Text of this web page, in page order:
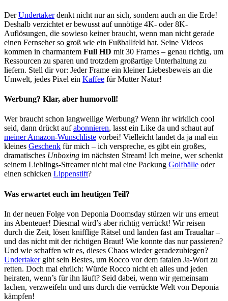
DerUndertakerdenkt nicht nur an sich, sondern auch an die Erde!
Deshalb verzichtet er bewusst auf unnötige 4K- oder 8K-
Auflösungen, die sowieso keiner braucht, wenn man nicht gerade
einen Fernseher so groß wie ein Fußballfeld hat. Seine Videos
kommen in charmantem Full HD mit 30 Frames – genau richtig, um
Ressourcen zu sparen und trotzdem großartige Unterhaltung zu
liefern. Stell dir vor: Jeder Frame ein kleiner Liebesbeweis an die
Umwelt, jedes Pixel ein Kaffee für Mutter Natur!
Werbung? Klar, aber humorvoll!
Wer braucht schon langweilige Werbung? Wenn ihr wirklich cool
seid, dann drückt aufabonnieren, lasst ein Like da und schaut auf
meiner Amazon-Wunschliste vorbei! Vielleicht landet da ja mal ein
kleines Geschenk für mich – ich verspreche, es gibt ein großes,
dramatisches Unboxing im nächsten Stream! Ich meine, wer schenkt
seinem Lieblings-Streamer nicht mal eine Packung Golfbälle oder
einen schicken Lippenstift?
Was erwartet euch im heutigen Teil?
In der neuen Folge von Deponia Doomsday stürzen wir uns erneut
ins Abenteuer! Diesmal wird’s aber richtig verrückt! Wir reisen
durch die Zeit, lösen knifflige Rätsel und landen fast am Traualtar –
und das nicht mit der richtigen Braut! Wie konnte das nur passieren?
Und wie schaffen wir es, dieses Chaos wieder geradezubiegen?
Undertakergibt sein Bestes, um Rocco vor dem fatalen Ja-Wort zu
retten. Doch mal ehrlich: Würde Rocco nicht eh alles und jeden
heiraten, wenn’s für ihn läuft? Seid dabei, wenn wir gemeinsam
lachen, verzweifeln und uns durch die verrückte Welt von Deponia
kämpfen!